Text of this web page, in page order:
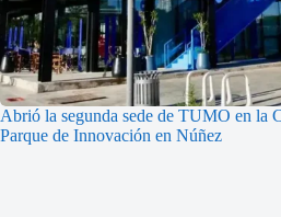
Abrió la segunda sede de TUMO en la
Parque de Innovación en Núñez